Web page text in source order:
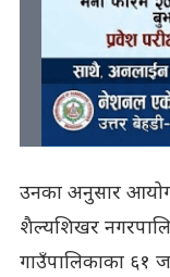
उनका अनुसार
शैल्यशिखर
गाउँपालिकाका ६१